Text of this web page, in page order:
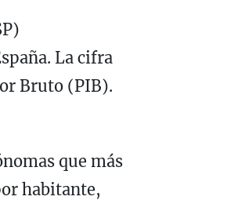
La cifra
Bruto (PIB).
que más
habitante,